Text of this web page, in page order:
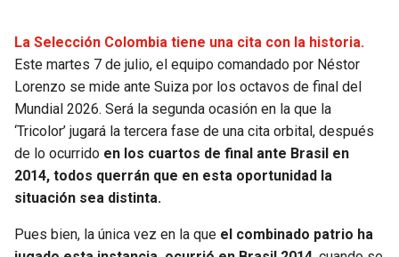
VIKINGS
FALCONS
PANTHERS
THUNDER
TRAIL BLAZERS
JAZZ
La Selección Colombia tiene una cita con la historia.
Este martes 7 de julio, el equipo comandado por Néstor
Lorenzo se mide ante Suiza por los octavos de final del
Mundial 2026. Será la segunda ocasión en la que la
‘Tricolor’ jugará la tercera fase de una cita orbital, después
de lo ocurrido en los cuartos de final ante Brasil en
2014, todos querrán que en esta oportunidad la
situación sea distinta.
Pues bien, la única vez en la que el combinado patrio ha